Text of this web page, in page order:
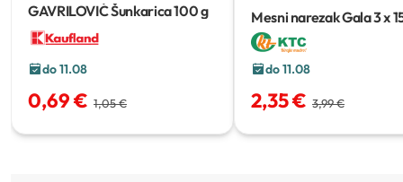
GAVRILOVIĆ Šunkarica100 g
do 11.08
0,69 € 1,05 €
Mesni narezak Gala3 x
do 11.08
2,35 € 3,99 €